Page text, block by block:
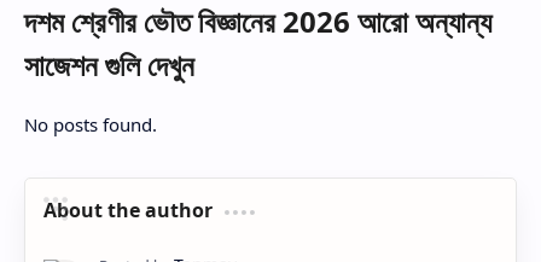
দশম শ্রেণীর ভৌত বিজ্ঞানের 2026 আরো অন্যান্য
সাজেশন গুলি দেখুন
No posts found.
About the author